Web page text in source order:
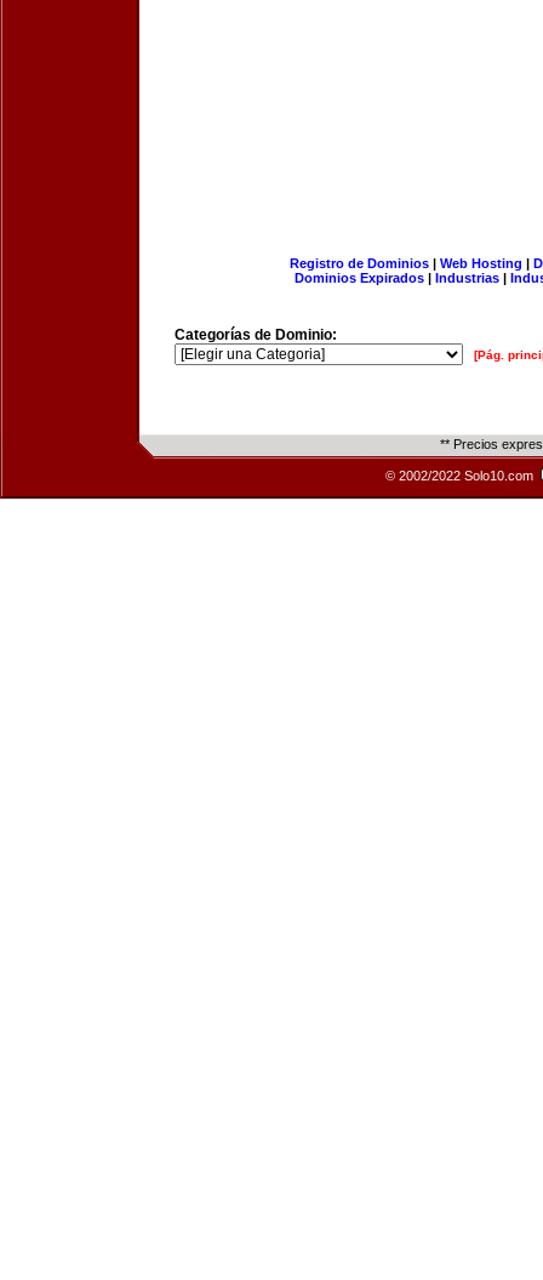
Registro de Dominios| Web Hosting |
Dominios Expirados | Industrias |
Categorías de Dominio:
[Pág.
** Precios
© 2002/2022 Solo10.com